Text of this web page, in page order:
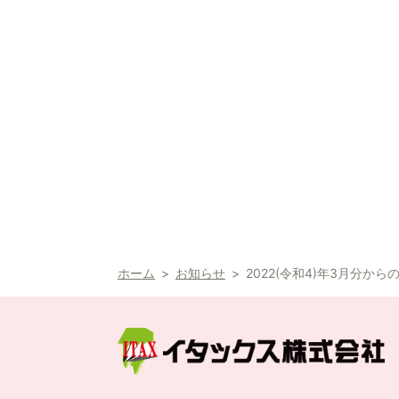
ホーム お知らせ 2022(令和4)年3月分から